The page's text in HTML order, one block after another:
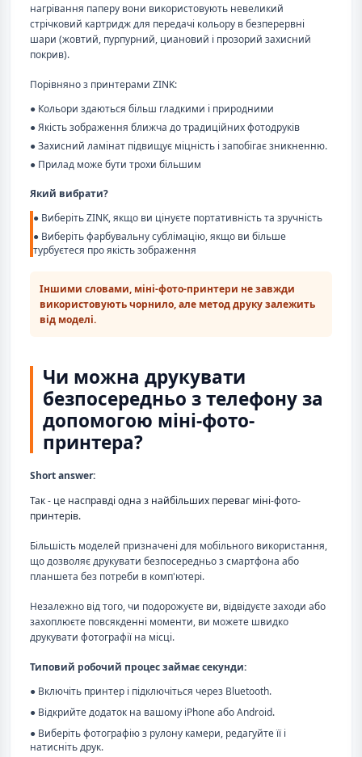
нагрівання паперу вони використовують невеликий
стрічковий картридж для передачі кольору в безперервні
шари (жовтий, пурпурний, циановий і прозорий захисний
покрив).
Порівняно з принтерами ZINK:
● Кольори здаються більш гладкими і природними
● Якість зображення ближча до традиційних фотодруків
● Захисний ламінат підвищує міцність і запобігає зникненню.
● Прилад може бути трохи більшим
Який вибрати?
● Виберіть ZINK, якщо ви цінуєте портативність та зручність
● Виберіть фарбувальну сублімацію, якщо ви більше
турбуєтеся про якість зображення
Іншими словами, міні-фото-принтери не завжди
використовують чорнило, але метод друку залежить
від моделі.
Чи можна друкувати
безпосередньо з телефону за
допомогою міні-фото-
принтера?
Short answer:
Так - це насправді одна з найбільших переваг міні-фото-
принтерів.
Більшість моделей призначені для мобільного використання,
що дозволяє друкувати безпосередньо з смартфона або
планшета без потреби в комп'ютері.
Незалежно від того, чи подорожуєте ви, відвідуєте заходи або
захоплюєте повсякденні моменти, ви можете швидко
друкувати фотографії на місці.
Типовий робочий процес займає секунди:
● Включіть принтер і підключіться через Bluetooth.
● Відкрийте додаток на вашому iPhone або Android.
● Виберіть фотографію з рулону камери, редагуйте її і
натисніть друк.